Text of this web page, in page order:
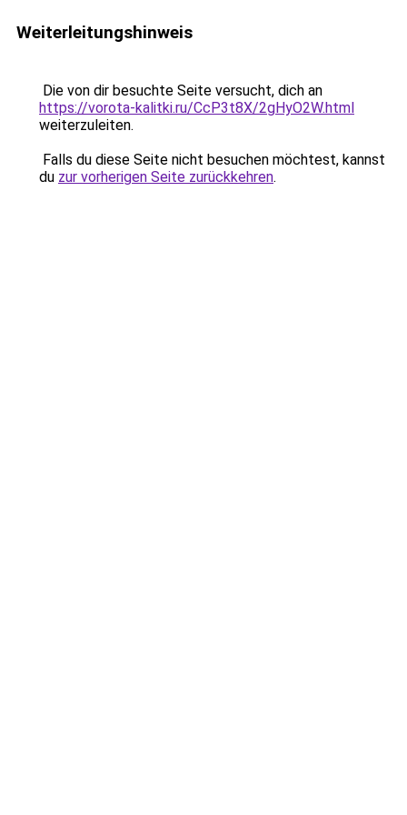
Weiterleitungshinweis
Die von dir besuchte Seite versucht, dich an
https://vorota-kalitki.ru/CcP3t8X/2gHyO2W.html
weiterzuleiten.
Falls du diese Seite nicht besuchen möchtest, kannst
du zur vorherigen Seite zurückkehren.